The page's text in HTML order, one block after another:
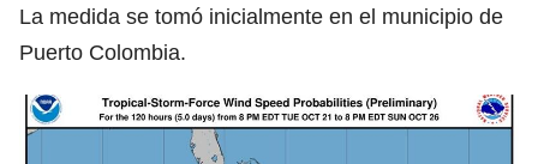
La medida se tomó inicialmente en el municipio de
Puerto Colombia.